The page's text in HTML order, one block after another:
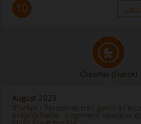
10 Læs
Chborras (France)
August 2023
“Parfait ! Personnel très gentil à l
irréprochable . Logement spacieux